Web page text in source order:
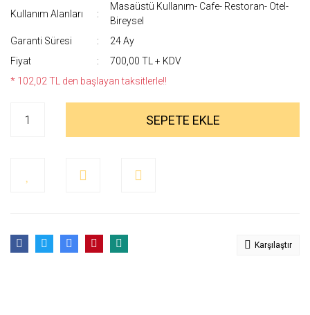
Kullanım Alanları
Masaüstü Kullanım- Cafe- Restoran- Otel-
Bireysel
Garanti Süresi
24 Ay
Fiyat
700,00 TL + KDV
* 102,02 TL den başlayan taksitlerle!!
SEPETE EKLE
Karşılaştır